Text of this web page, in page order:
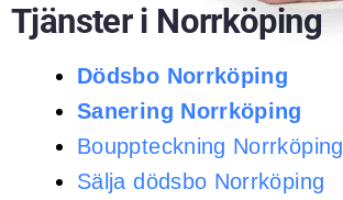
Tjänster i Norrköping
Dödsbo Norrköping
Sanering Norrköping
Bouppteckning Norrköping
Sälja dödsbo Norrköping